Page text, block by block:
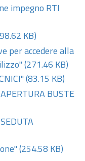
impegno RTI
KB)
per accedere alla
(271.46 KB)
(83.15 KB)
BUSTE
(254.58 KB)